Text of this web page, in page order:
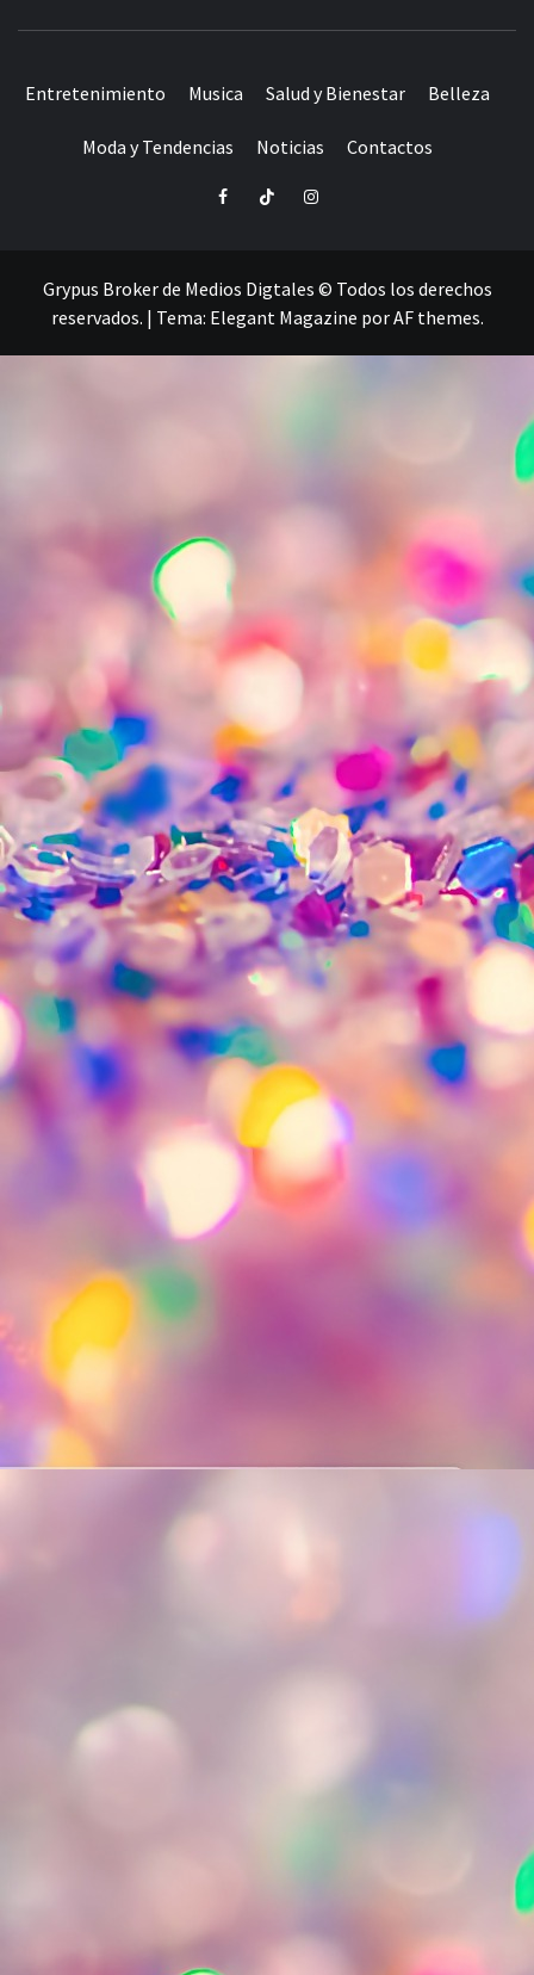
Entretenimiento Musica Salud y Bienestar Belleza
Moda y Tendencias Noticias Contactos
FacebookTikTok Instagram
Grypus Broker de Medios Digtales © Todos los derechos
reservados. | Tema: Elegant Magazine porAF themes.